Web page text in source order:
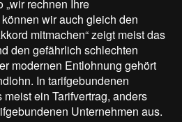
„wir rechnen Ihre
wir auch gleich den
mitmachen“ zeigt meist das
den gefährlich schlechten
modernen Entlohnung gehört
In tarifgebundenen
ein Tarifvertrag, anders
Unternehmen aus.